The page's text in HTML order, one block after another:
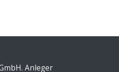
Anleger